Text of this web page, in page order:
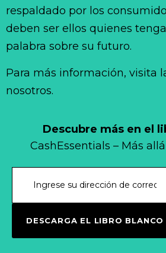
Descubre más en el
CashEssentials – Más
DESCARGA EL LIBRO BLANCO
respaldado por los
deben ser ellos quienes
palabra sobre su futuro.
Para más información, visita
nosotros.